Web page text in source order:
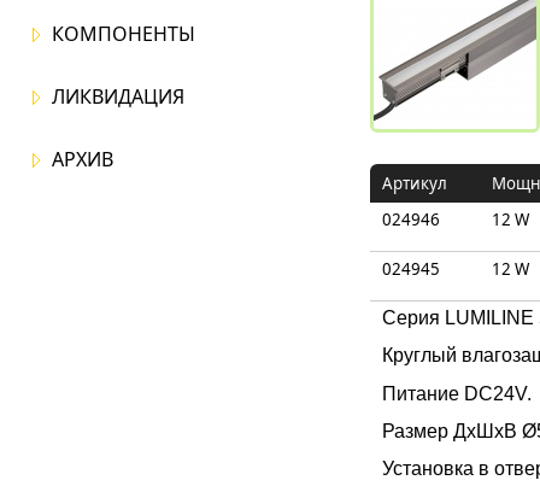
КОМПОНЕНТЫ
ЛИКВИДАЦИЯ
АРХИВ
Артикул
024946
12 W
024945 12 W
Серия LUMILINE
Круглый
Питание DC24V.
Размер ДxШxB
Установка в